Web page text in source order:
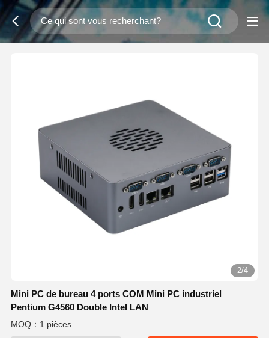
2/4
Mini PC de bureau 4 ports COM Mini PC industriel
Pentium G4560 Double Intel LAN
MOQ：1 pièces